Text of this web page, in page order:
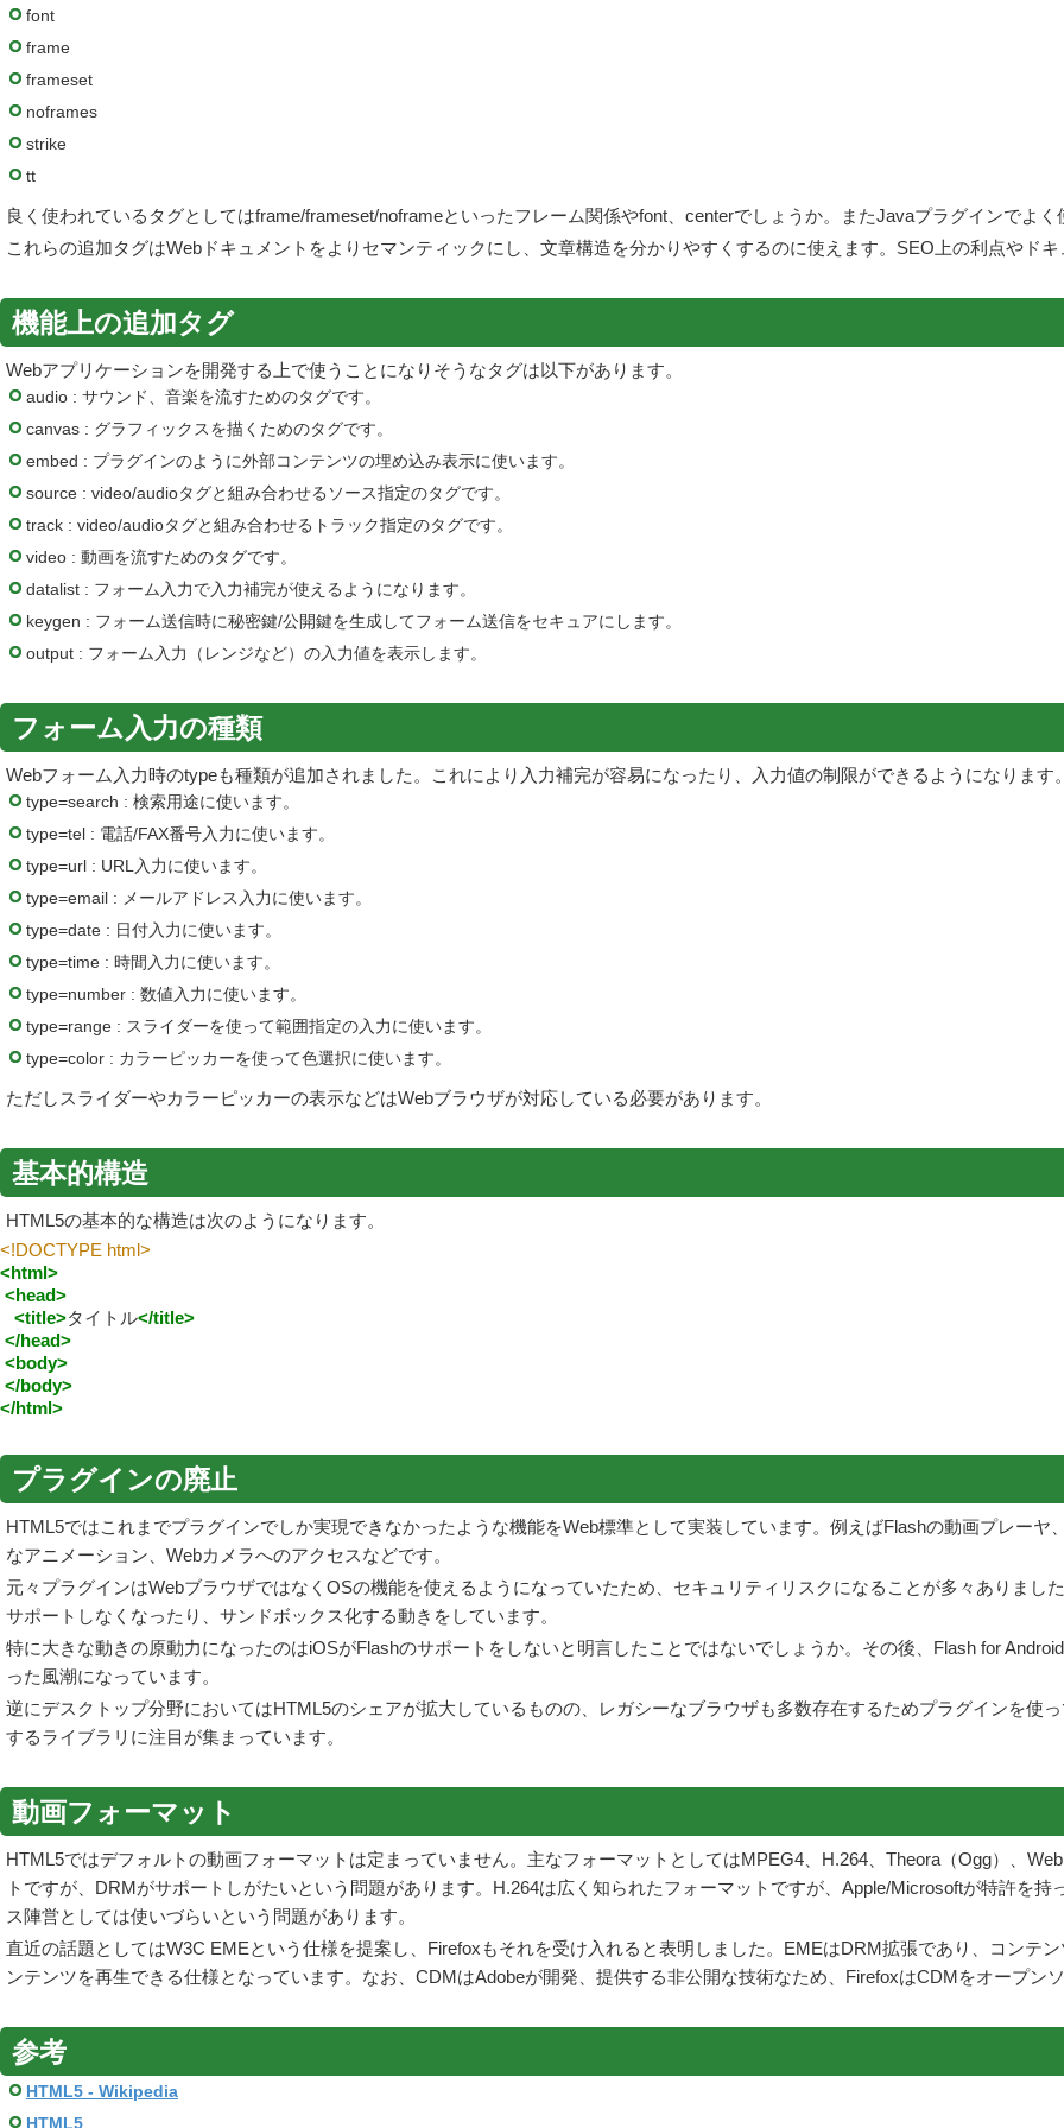
font
frame
frameset
noframes
strike
tt
良く使われているタグとしてはframe/frameset/noframeといったフレーム関係やfont、centerでしょうか。またJavaプラグインでよ
これらの追加タグはWebドキュメントをよりセマンティックにし、文章構造を分かりやすくするのに使えます。SEO上の利点やド
機能上の追加タグ
Webアプリケーションを開発する上で使うことになりそうなタグは以下があります。
audio : サウンド、音楽を流すためのタグです。
canvas : グラフィックスを描くためのタグです。
embed : プラグインのように外部コンテンツの埋め込み表示に使います。
source : video/audioタグと組み合わせるソース指定のタグです。
track : video/audioタグと組み合わせるトラック指定のタグです。
video : 動画を流すためのタグです。
datalist : フォーム入力で入力補完が使えるようになります。
keygen : フォーム送信時に秘密鍵/公開鍵を生成してフォーム送信をセキュアにします。
output : フォーム入力（レンジなど）の入力値を表示します。
フォーム入力の種類
Webフォーム入力時のtypeも種類が追加されました。これにより入力補完が容易になったり、入力値の制限ができるようになります
type=search : 検索用途に使います。
type=tel : 電話/FAX番号入力に使います。
type=url : URL入力に使います。
type=email : メールアドレス入力に使います。
type=date : 日付入力に使います。
type=time : 時間入力に使います。
type=number : 数値入力に使います。
type=range : スライダーを使って範囲指定の入力に使います。
type=color : カラーピッカーを使って色選択に使います。
ただしスライダーやカラーピッカーの表示などはWebブラウザが対応している必要があります。
基本的構造
HTML5の基本的な構造は次のようになります。
<!DOCTYPE html>
<html>
<head>
<title>タイトル</title>
</head>
<body>
</body>
</html>
プラグインの廃止
HTML5ではこれまでプラグインでしか実現できなかったような機能をWeb標準として実装しています。例えばFlashの動画プレー
なアニメーション、Webカメラへのアクセスなどです。
元々プラグインはWebブラウザではなくOSの機能を使えるようになっていたため、セキュリティリスクになることが多々ありま
サポートしなくなったり、サンドボックス化する動きをしています。
特に大きな動きの原動力になったのはiOSがFlashのサポートをしないと明言したことではないでしょうか。その後、Flash for
った風潮になっています。
逆にデスクトップ分野においてはHTML5のシェアが拡大しているものの、レガシーなブラウザも多数存在するためプラグインを使
するライブラリに注目が集まっています。
動画フォーマット
HTML5ではデフォルトの動画フォーマットは定まっていません。主なフォーマットとしてはMPEG4、H.264、Theora（Ogg）、
トですが、DRMがサポートしがたいという問題があります。H.264は広く知られたフォーマットですが、Apple/Microsoftが特許を
ス陣営としては使いづらいという問題があります。
直近の話題としてはW3C EMEという仕様を提案し、Firefoxもそれを受け入れると表明しました。EMEはDRM拡張であり、コンテ
ンテンツを再生できる仕様となっています。なお、CDMはAdobeが開発、提供する非公開な技術なため、FirefoxはCDMをオープ
参考
HTML5 - Wikipedia
HTML5